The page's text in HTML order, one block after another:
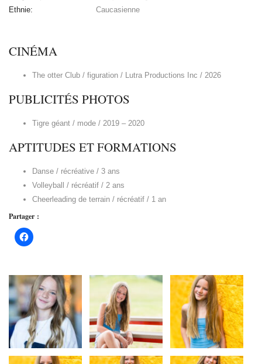
Ethnie:
Caucasienne
CINÉMA
The otter Club / figuration / Lutra Productions Inc / 2026
PUBLICITÉS PHOTOS
Tigre géant / mode / 2019 – 2020
APTITUDES ET FORMATIONS
Danse / récréative / 3 ans
Volleyball / récréatif / 2 ans
Cheerleading de terrain / récréatif / 1 an
Partager :